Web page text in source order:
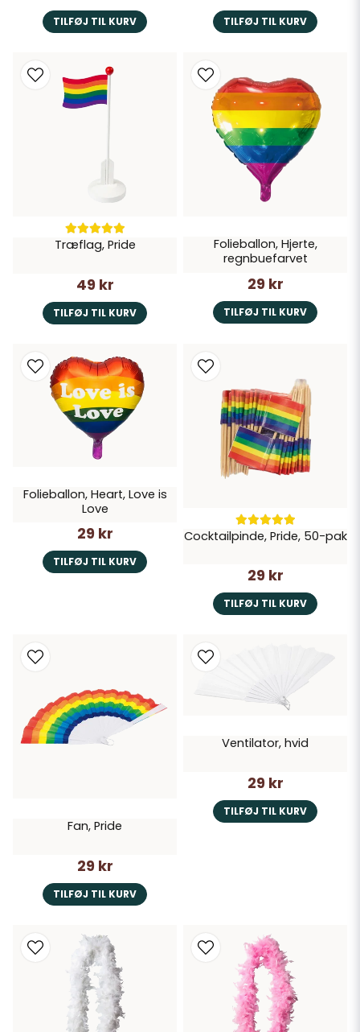
TILFØJ TIL KURV TILFØJ TIL KURV
Træflag, Pride
49 kr
TILFØJ TIL KURV
Folieballon, Hjerte,
regnbuefarvet
29 kr
TILFØJ TIL KURV
Folieballon, Heart, Love is
Love
29 kr
TILFØJ TIL KURV
Cocktailpinde, Pride, 50-pak
29 kr
TILFØJ TIL KURV
Fan, Pride
29 kr
TILFØJ TIL KURV
Ventilator, hvid
29 kr
TILFØJ TIL KURV